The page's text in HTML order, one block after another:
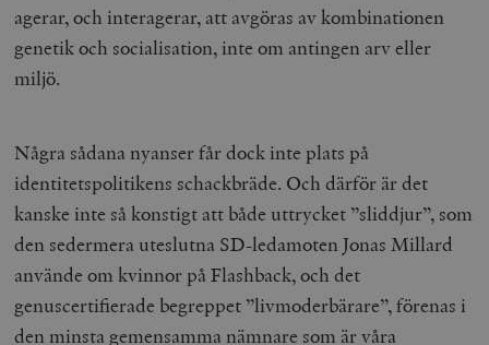
agerar, och interagerar, att avgöras av kombinationen
genetik och socialisation, inte om antingen arv eller
miljö.
Några sådana nyanser får dock inte plats på
identitetspolitikens schackbräde. Och därför är det
kanske inte så konstigt att både uttrycket ”sliddjur”, som
den sedermera uteslutna SD-ledamoten Jonas Millard
använde om kvinnor på Flashback, och det
genuscertifierade begreppet ”livmoderbärare”, förenas i
den minsta gemensamma nämnare som är våra